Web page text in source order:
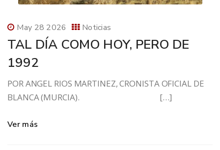
May 28 2026 Noticias
TAL DÍA COMO HOY, PERO DE
1992
POR ANGEL RIOS MARTINEZ, CRONISTA OFICIAL DE
BLANCA (MURCIA). […]
Ver más